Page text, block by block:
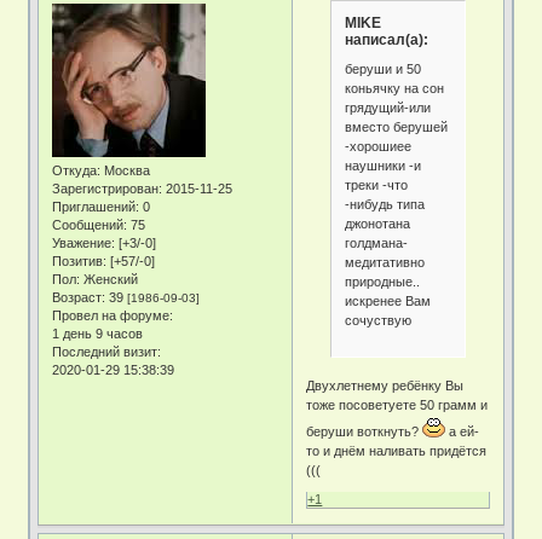
Откуда: Москва
Зарегистрирован: 2015-11-25
Приглашений: 0
Сообщений: 75
Уважение: [+3/-0]
Позитив: [+57/-0]
Пол: Женский
Возраст: 39[1986-09-03]
Провел на форуме:
1 день 9 часов
Последний визит:
2020-01-29 15:38:39
MIKE
написал(а):
беруши и 50
коньячку на сон
грядущий-или
вместо берушей
-хорошиее
наушники -и
треки -что
-нибудь типа
джонотана
голдмана-
медитативно
природные..
искренее Вам
сочуствую
Двухлетнему ребёнку Вы
тоже посоветуете 50 грамм и
беруши воткнуть?
а ей-
то и днём наливать придётся
(((
+1